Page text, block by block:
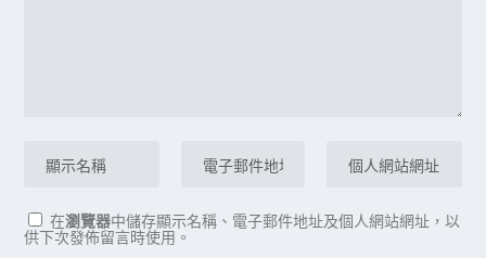
在瀏覽器中儲存顯示名稱、電子郵件地址及個人網站網址，以
供下次發佈留言時使用。